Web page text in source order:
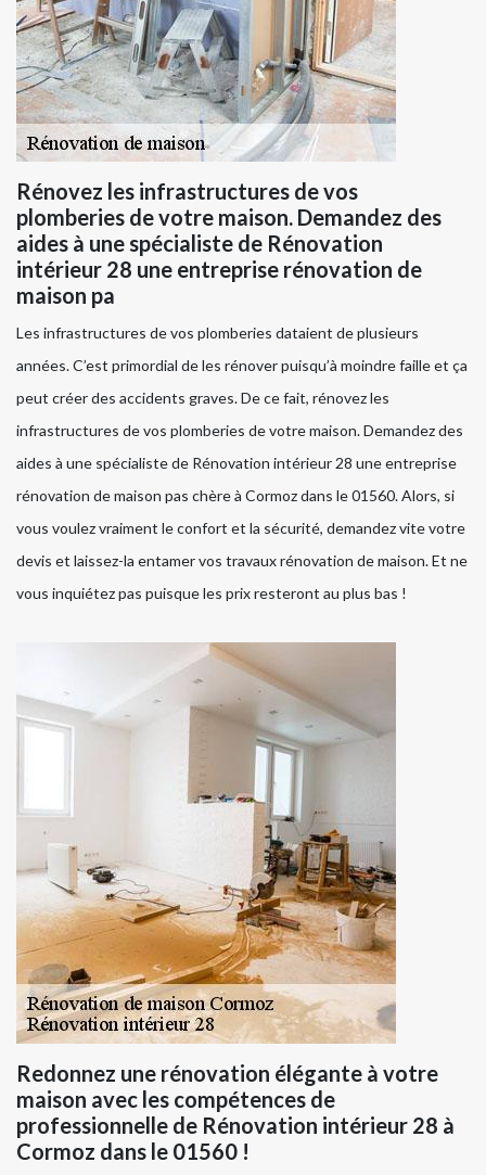
Rénovez les infrastructures de vos
plomberies de votre maison. Demandez des
aides à une spécialiste de Rénovation
intérieur 28 une entreprise rénovation de
maison pa
Les infrastructures de vos plomberies dataient de plusieurs
années. C’est primordial de les rénover puisqu’à moindre faille et ça
peut créer des accidents graves. De ce fait, rénovez les
infrastructures de vos plomberies de votre maison. Demandez des
aides à une spécialiste de Rénovation intérieur 28 une entreprise
rénovation de maison pas chère à Cormoz dans le 01560. Alors, si
vous voulez vraiment le confort et la sécurité, demandez vite votre
devis et laissez-la entamer vos travaux rénovation de maison. Et ne
vous inquiétez pas puisque les prix resteront au plus bas !
Redonnez une rénovation élégante à votre
maison avec les compétences de
professionnelle de Rénovation intérieur 28 à
Cormoz dans le 01560 !